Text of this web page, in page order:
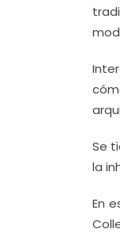
Se
la
En